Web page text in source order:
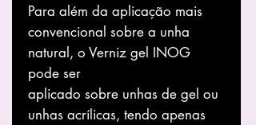
Para além da aplicação mais
convencional sobre a unha
natural, o Verniz gel INOG
pode ser
aplicado sobre unhas de gel ou
unhas acrílicas, tendo apenas